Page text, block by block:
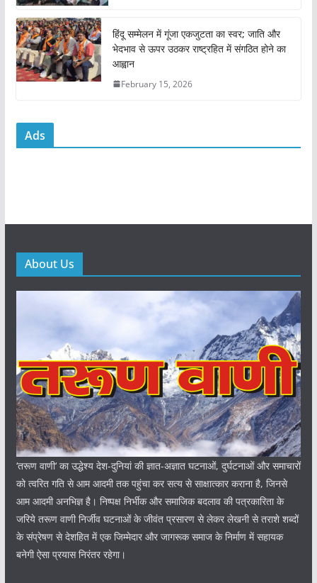
हिंदू सम्मेलन में गूंजा एकजुटता का स्वर; जाति और
भेदभाव से ऊपर उठकर राष्ट्रहित में संगठित होने का
आह्वान
February 15, 2026
Ads
About Us
‘तरूण वाणी‘ का उद्धेश्य देश-दुनियां की ज्ञात-अज्ञात घटनाओं, दुर्घटनाओं और समाचारों
को त्वरित गति से आम आदमी तक पहुंचा कर सत्य से साक्षात्कार कराना है, जिनसे
आम आदमी अनभिज्ञ है। निष्पक्ष निर्भीक और समाजिक बदलाव की पत्रकारिता के
जरिये तरूण वाणी निर्जीव घटनाओं के जीवंत प्रसारण से लेकर लेखनी से तराशे शब्दों
के संप्रेषण से देशहित में एक जिम्मेदार और जागरूक समाज के निर्माण में सहायक
बनेगी ऐसा प्रयास निरंतर रहेगा।